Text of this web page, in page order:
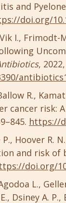
and
doi.org/
Vik I.,
,
R.,
cancer risk:
https://
Hoover R.
and risk of
doi.org/
L.,
Dsiney A.